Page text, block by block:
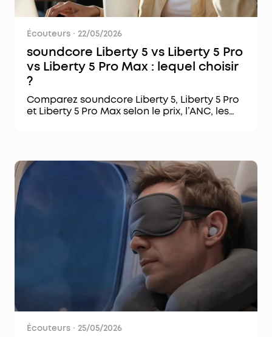
Écouteurs · 22/05/2026
soundcore Liberty 5 vs Liberty 5 Pro
vs Liberty 5 Pro Max : lequel choisir
?
Comparez soundcore Liberty 5, Liberty 5 Pro
et Liberty 5 Pro Max selon le prix, l’ANC, les
Écouteurs · 25/05/2026